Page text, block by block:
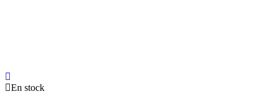
En stock